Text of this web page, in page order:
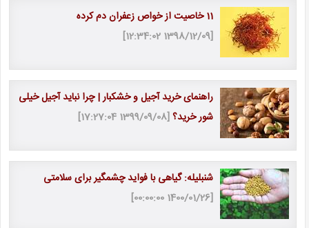
11 خاصیت از خواص زعفران دم كرده
[1398/12/09 12:34:02]
راهنمای خرید آجیل و خشکبار | چرا نباید آجیل خیلی
شور خرید؟[1399/09/08 17:27:04]
شنبلیله: گیاهی با فواید چشمگیر برای سلامتی
[1400/01/26 00:00:00]